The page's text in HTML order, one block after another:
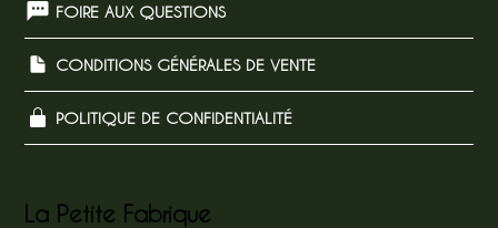
La Petite Fabrique
FOIRE AUX QUESTIONS
POLITIQUE DE CONFIDENTIALITÉ
CONDITIONS GÉNÉRALES DE VENTE